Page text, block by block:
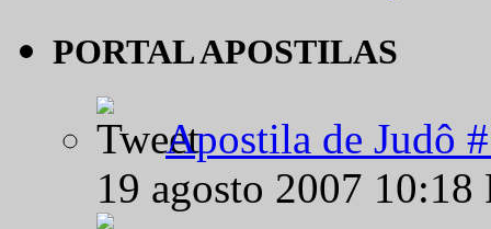
PORTAL APOSTILAS
Apostila de Judô
19 agosto 2007